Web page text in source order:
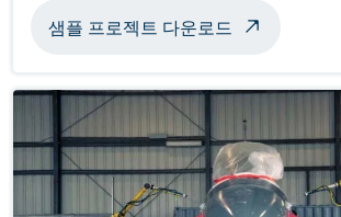
샘플 프로젝트 다운로드